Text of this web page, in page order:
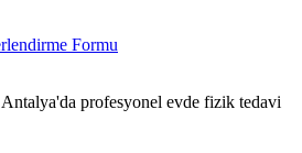
Formu
profesyonel evde fizik tedavi